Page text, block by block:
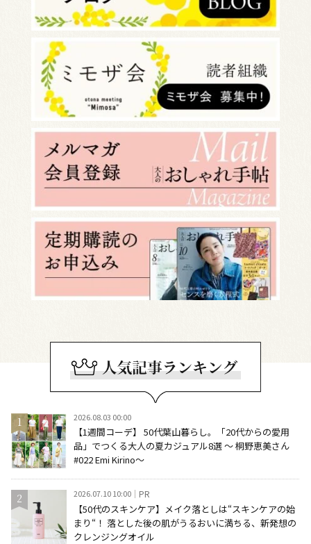
2026.08.03 00:00
【1週間コーデ】 50代葉山暮らし。「20代からの愛用
品」でつくる大人の夏カジュアル8選 ～ 桐野恵美さん
#022 Emi Kirino～
2026.07.10 10:00 PR
【50代のスキンケア】メイク落としは“スキンケアの始
まり“！ 落とした後の肌がうるおいに満ちる、新発想の
クレンジングオイル